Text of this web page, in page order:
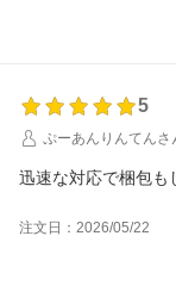
5
ぷーあんりんてんさ
迅速な対応で梱包も
注文日：2026/05/22